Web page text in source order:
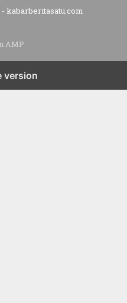
kabarberitasatu.com
AMP
version